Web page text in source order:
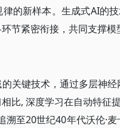
的新样本。生成式AI的
节紧密衔接，共同支撑模
关键技术，通过多层神
比, 深度学习在自动特征
至20世纪40年代沃伦·